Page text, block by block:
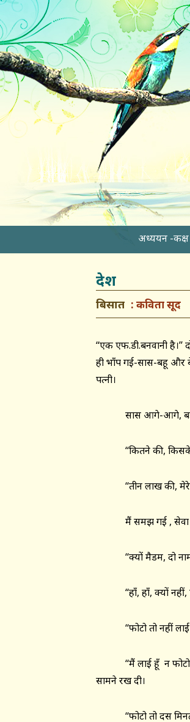
अध्ययन -कक्ष
देश
बिसात कविता सूद
‘‘एक एफ.डी.बनवानी
ही भाँप गई-सास-बहू और
पत्नी।
सास आगे-आगे, बहू
‘‘कितने की, किसके
‘‘तीन लाख की, मेरे,
मैं समझ गई , सेवा
‘‘क्यों मैडम, दो नाम
‘‘हाँ, हाँ, क्यों नहीं,
‘‘फोटो तो नहीं लाई
‘‘मैं लाई हूँ न फोटो।
सामने रख दी।
‘‘फोटो तो दस मिनट